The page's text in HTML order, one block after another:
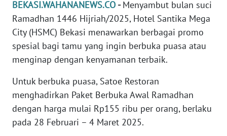
BEKASI.WAHANANEWS.CO -Menyambut bulan suci
Ramadhan 1446 Hijriah/2025, Hotel Santika Mega
City (HSMC) Bekasi menawarkan berbagai promo
spesial bagi tamu yang ingin berbuka puasa atau
menginap dengan kenyamanan terbaik.
Untuk berbuka puasa, Satoe Restoran
menghadirkan Paket Berbuka Awal Ramadhan
dengan harga mulai Rp155 ribu per orang, berlaku
pada 28 Februari – 4 Maret 2025.
REDAKSI
KARIR
DISCLAIMER
News
Regional